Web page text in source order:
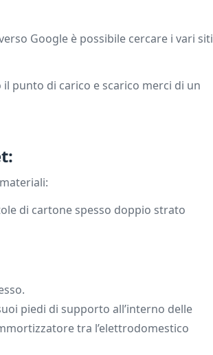
Google è possibile cercare i vari siti
punto di carico e scarico merci di un
di cartone spesso doppio strato
piedi di supporto all’interno delle
tra l’elettrodomestico